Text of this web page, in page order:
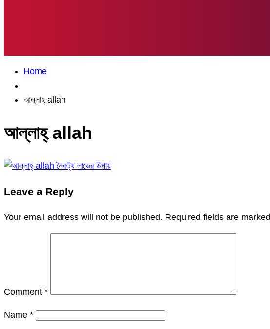
Home
আল্লাহ্‌ allah
আল্লাহ্‌ allah
Leave a Reply
Your email address will not be published. Required fields are marked
Comment *
Name *